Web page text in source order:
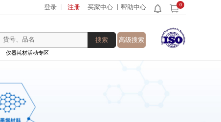
登录 注册 买家中心 丨帮助中心 0
搜索 高级搜索
仪器耗材活动专区